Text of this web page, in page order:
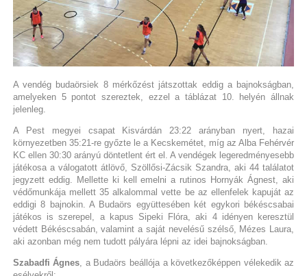
A vendég budaörsiek 8 mérkőzést játszottak eddig a bajnokságban,
amelyeken 5 pontot szereztek, ezzel a táblázat 10. helyén állnak
jelenleg.
A Pest megyei csapat Kisvárdán 23:22 arányban nyert, hazai
környezetben 35:21-re győzte le a Kecskemétet, míg az Alba Fehérvér
KC ellen 30:30 arányú döntetlent ért el. A vendégek legeredményesebb
játékosa a válogatott átlövő, Szöllősi-Zácsik Szandra, aki 44 találatot
jegyzett eddig. Mellette ki kell emelni a rutinos Hornyák Ágnest, aki
védőmunkája mellett 35 alkalommal vette be az ellenfelek kapuját az
eddigi 8 bajnokin. A Budaörs együttesében két egykori békéscsabai
játékos is szerepel, a kapus Sipeki Flóra, aki 4 idényen keresztül
védett Békéscsabán, valamint a saját nevelésű szélső, Mézes Laura,
aki azonban még nem tudott pályára lépni az idei bajnokságban.
Szabadfi Ágnes, a Budaörs beállója a következőképpen vélekedik az